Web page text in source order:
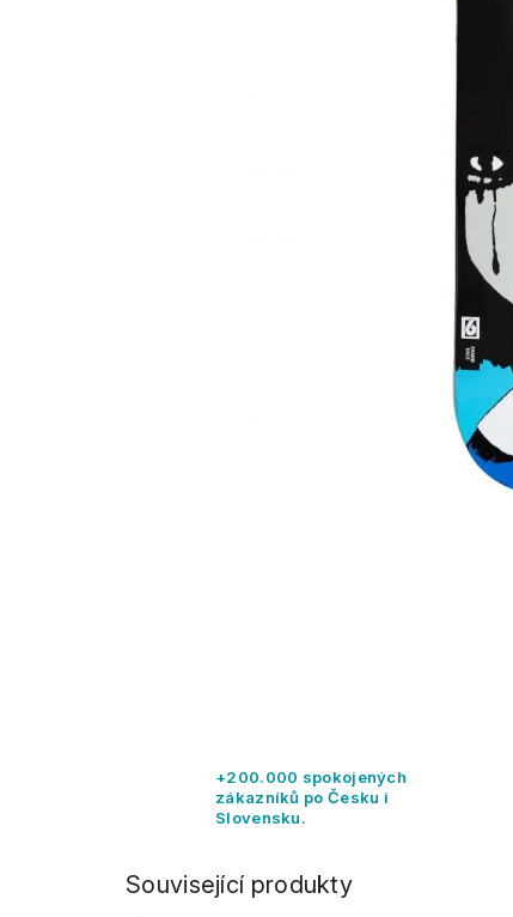
+200.000 spokojených
zákazníků po Česku i
Slovensku.
Související produkty